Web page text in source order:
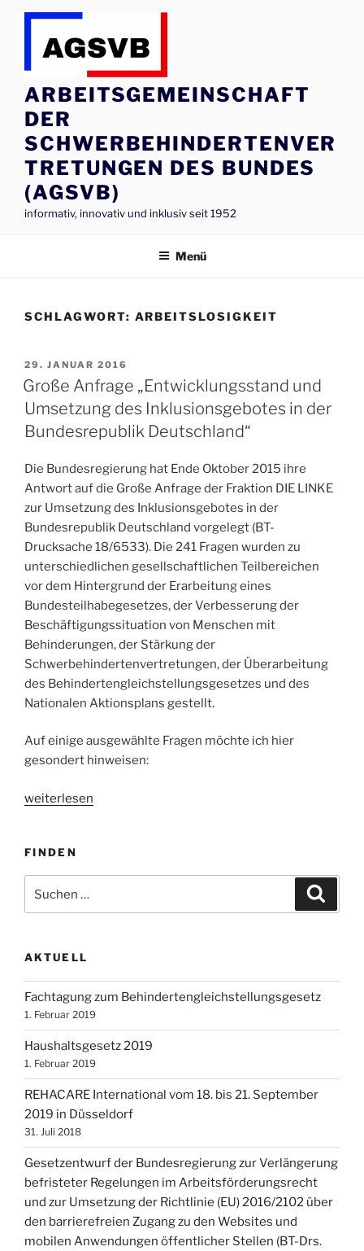
Zum
springen
ARBEITSGEMEINSCHAFT
DER
SCHWERBEHINDERTENVER
TRETUNGEN DES BUNDES
(AGSVB)
informativ, innovativ und inklusiv seit 1952
Menü
SCHLAGWORT: ARBEITSLOSIGKEIT
VERÖFFENTLICHT
AM
29. JANUAR 2016
Große Anfrage „Entwicklungsstand und
Umsetzung des Inklusionsgebotes in der
Bundesrepublik Deutschland“
Die Bundesregierung hat Ende Oktober 2015 ihre
Antwort auf die Große Anfrage der Fraktion DIE LINKE
zur Umsetzung des Inklusionsgebotes in der
Bundesrepublik Deutschland vorgelegt (BT-
Drucksache 18/6533). Die 241 Fragen wurden zu
unterschiedlichen gesellschaftlichen Teilbereichen
vor dem Hintergrund der Erarbeitung eines
Bundesteilhabegesetzes, der Verbesserung der
Beschäftigungssituation von Menschen mit
Behinderungen, der Stärkung der
Schwerbehindertenvertretungen, der Überarbeitung
des Behindertengleichstellungsgesetzes und des
Nationalen Aktionsplans gestellt.
Auf einige ausgewählte Fragen möchte ich hier
gesondert hinweisen:
„Große
und
Umsetzung
des
Inklusionsgebotes
der
Deutschland““
weiterlesen
FINDEN
nach:
AKTUELL
Fachtagung zum Behindertengleichstellungsgesetz
1. Februar 2019
Haushaltsgesetz 2019
1. Februar 2019
REHACARE International vom 18. bis 21. September
2019 in Düsseldorf
31. Juli 2018
Gesetzentwurf der Bundesregierung zur Verlängerung
befristeter Regelungen im Arbeitsförderungsrecht
und zur Umsetzung der Richtlinie (EU) 2016/2102 über
den barrierefreien Zugang zu den Websites und
mobilen Anwendungen öffentlicher Stellen (BT-Drs.